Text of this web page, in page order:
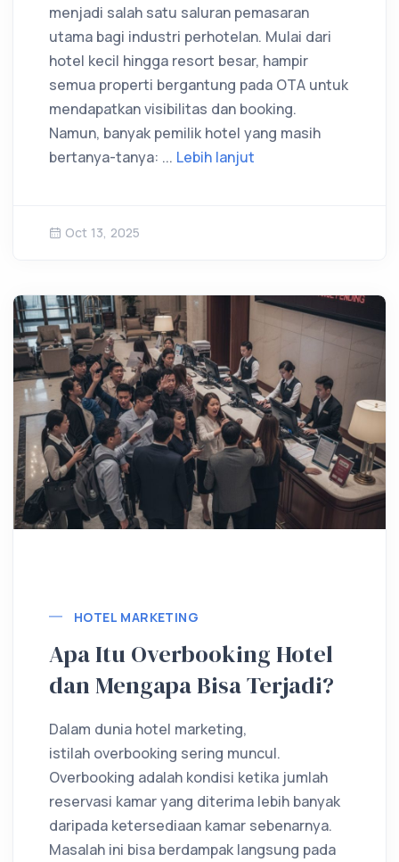
menjadi salah satu saluran pemasaran
utama bagi industri perhotelan. Mulai dari
hotel kecil hingga resort besar, hampir
semua properti bergantung pada OTA untuk
mendapatkan visibilitas dan booking.
Namun, banyak pemilik hotel yang masih
bertanya-tanya: ... Lebih lanjut
Oct 13, 2025
HOTEL MARKETING
Apa Itu Overbooking Hotel
dan Mengapa Bisa Terjadi?
Dalam dunia hotel marketing,
istilah overbooking sering muncul.
Overbooking adalah kondisi ketika jumlah
reservasi kamar yang diterima lebih banyak
daripada ketersediaan kamar sebenarnya.
Masalah ini bisa berdampak langsung pada